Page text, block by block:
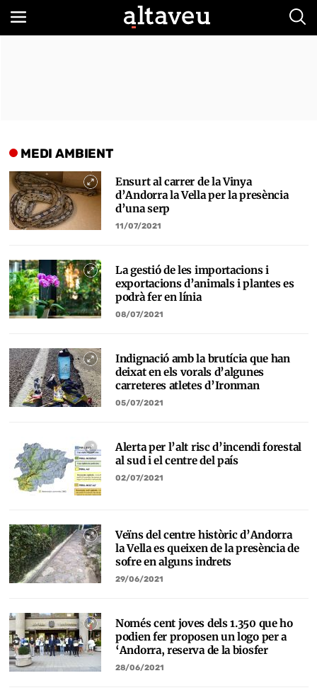
MEDI AMBIENT
Ensurt al carrer de la Vinya
d’Andorra la Vella per la presència
d’una serp
11/07/2021
La gestió de les importacions i
exportacions d’animals i plantes es
podrà fer en línia
08/07/2021
Indignació amb la brutícia que han
deixat en els vorals d’algunes
carreteres atletes d’Ironman
05/07/2021
Alerta per l’alt risc d’incendi forestal
al sud i el centre del país
02/07/2021
Veïns del centre històric d’Andorra
la Vella es queixen de la presència de
sofre en alguns indrets
29/06/2021
Només cent joves dels 1.350 que ho
podien fer proposen un logo per a
‘Andorra, reserva de la biosfer
28/06/2021